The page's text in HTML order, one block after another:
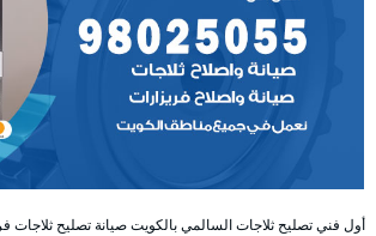
أول فني تصليح ثلاجات السالمي بالكويت صيانة تصليح ثلاجات